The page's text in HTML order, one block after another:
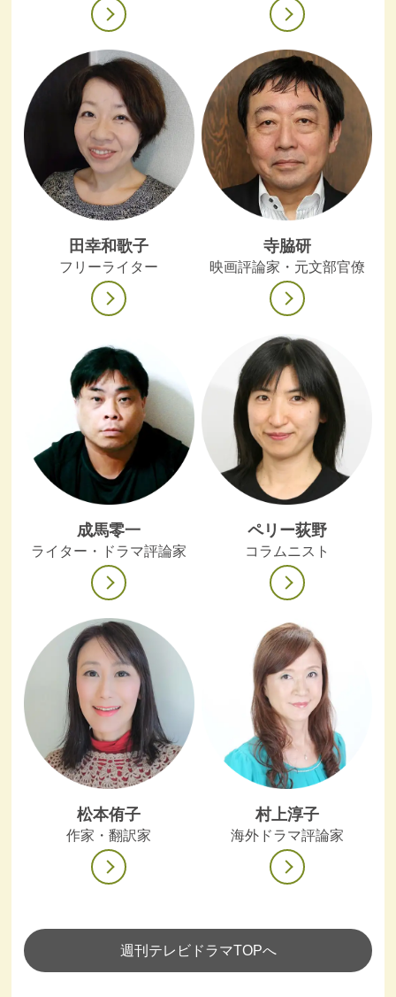
田幸和歌子
フリーライター
寺脇研
映画評論家・元文部官僚
成馬零一
ライター・ドラマ評論家
ペリー荻野
コラムニスト
松本侑子
作家・翻訳家
村上淳子
海外ドラマ評論家
週刊テレビドラマTOPへ